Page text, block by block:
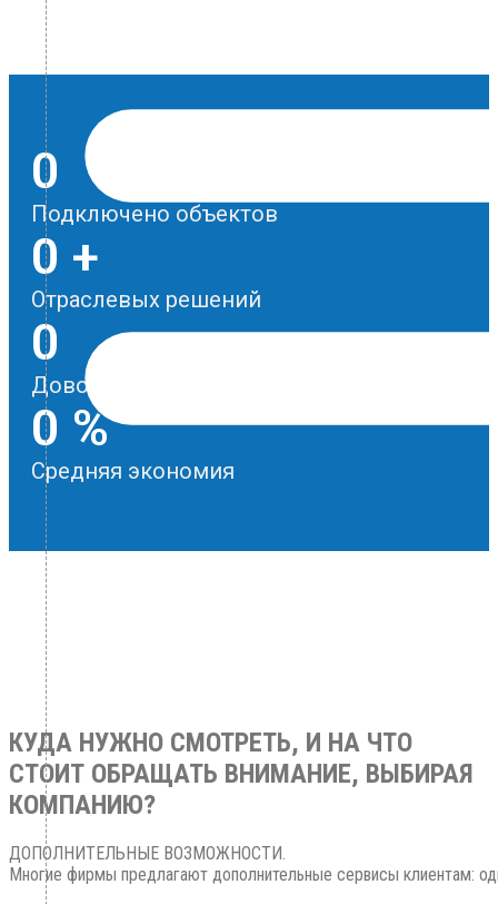
0
Подключено объектов
0 +
Отраслевых решений
0
Довольных клиентов
0 %
Средняя экономия
КУДА НУЖНО СМОТРЕТЬ, И НА ЧТО
СТОИТ ОБРАЩАТЬ ВНИМАНИЕ, ВЫБИРАЯ
КОМПАНИЮ?
ДОПОЛНИТЕЛЬНЫЕ ВОЗМОЖНОСТИ.
Многие фирмы предлагают дополнительные сервисы клиентам: